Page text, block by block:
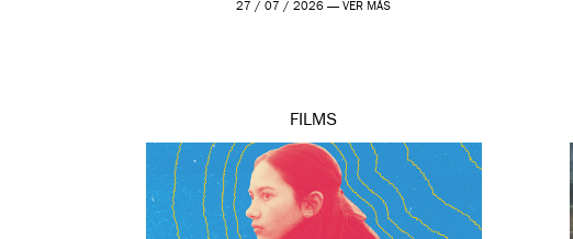
27 / 07 / 2026 —VER MÁS
FILMS